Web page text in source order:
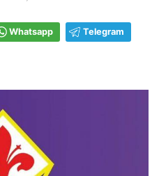
Whatsapp Telegram